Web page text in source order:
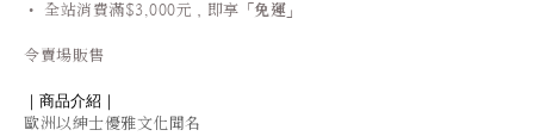
•
全站消費滿$3,000元，即享「 免運 」
令賣場販售
｜商品介紹｜
歐洲以紳士優雅文化聞名